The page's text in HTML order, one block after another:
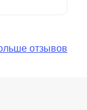
отзывов